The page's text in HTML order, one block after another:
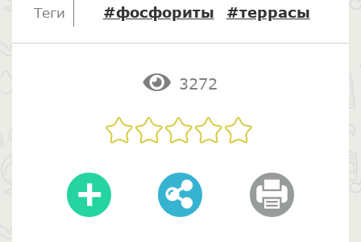
Теги #фосфориты #террасы
3272